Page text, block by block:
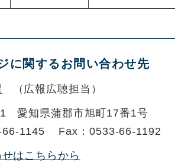
に関するお問い合わせ先
広報広聴担当
愛知県蒲郡市旭町17番1号
1145
Fax：0533-66-1192
はこちらから